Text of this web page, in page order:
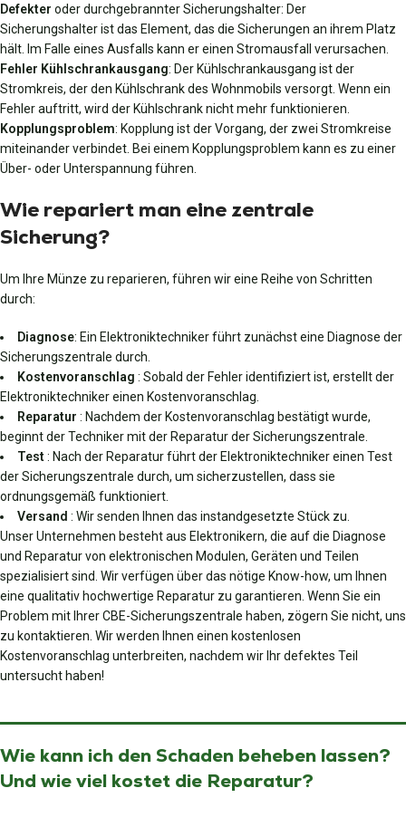
Defekter oder durchgebrannter Sicherungshalter: Der
Sicherungshalter ist das Element, das die Sicherungen an ihrem Platz
hält. Im Falle eines Ausfalls kann er einen Stromausfall verursachen.
Fehler Kühlschrankausgang: Der Kühlschrankausgang ist der
Stromkreis, der den Kühlschrank des Wohnmobils versorgt. Wenn ein
Fehler auftritt, wird der Kühlschrank nicht mehr funktionieren.
Kopplungsproblem: Kopplung ist der Vorgang, der zwei Stromkreise
miteinander verbindet. Bei einem Kopplungsproblem kann es zu einer
Über- oder Unterspannung führen.
Wie repariert man eine zentrale
Sicherung?
Um Ihre Münze zu reparieren, führen wir eine Reihe von Schritten
durch:
Diagnose: Ein Elektroniktechniker führt zunächst eine Diagnose der
Sicherungszentrale durch.
Kostenvoranschlag : Sobald der Fehler identifiziert ist, erstellt der
Elektroniktechniker einen Kostenvoranschlag.
Reparatur : Nachdem der Kostenvoranschlag bestätigt wurde,
beginnt der Techniker mit der Reparatur der Sicherungszentrale.
Test: Nach der Reparatur führt der Elektroniktechniker einen Test
der Sicherungszentrale durch, um sicherzustellen, dass sie
ordnungsgemäß funktioniert.
Versand : Wir senden Ihnen das instandgesetzte Stück zu.
Unser Unternehmen besteht aus Elektronikern, die auf die Diagnose
und Reparatur von elektronischen Modulen, Geräten und Teilen
spezialisiert sind. Wir verfügen über das nötige Know-how, um Ihnen
eine qualitativ hochwertige Reparatur zu garantieren. Wenn Sie ein
Problem mit Ihrer CBE-Sicherungszentrale haben, zögern Sie nicht, uns
zu kontaktieren. Wir werden Ihnen einen kostenlosen
Kostenvoranschlag unterbreiten, nachdem wir Ihr defektes Teil
untersucht haben!
Wie kann ich den Schaden beheben lassen?
Und wie viel kostet die Reparatur?